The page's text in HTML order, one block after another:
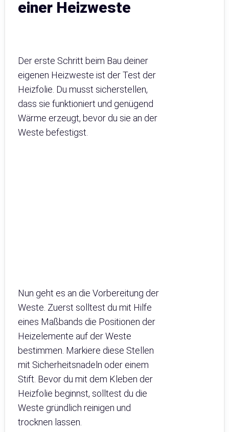
einer Heizweste
Der erste Schritt beim Bau deiner
eigenen Heizweste ist der Test der
Heizfolie. Du musst sicherstellen,
dass sie funktioniert und genügend
Wärme erzeugt, bevor du sie an der
Weste befestigst.
Nun geht es an die Vorbereitung der
Weste. Zuerst solltest du mit Hilfe
eines Maßbands die Positionen der
Heizelemente auf der Weste
bestimmen. Markiere diese Stellen
mit Sicherheitsnadeln oder einem
Stift. Bevor du mit dem Kleben der
Heizfolie beginnst, solltest du die
Weste gründlich reinigen und
trocknen lassen.